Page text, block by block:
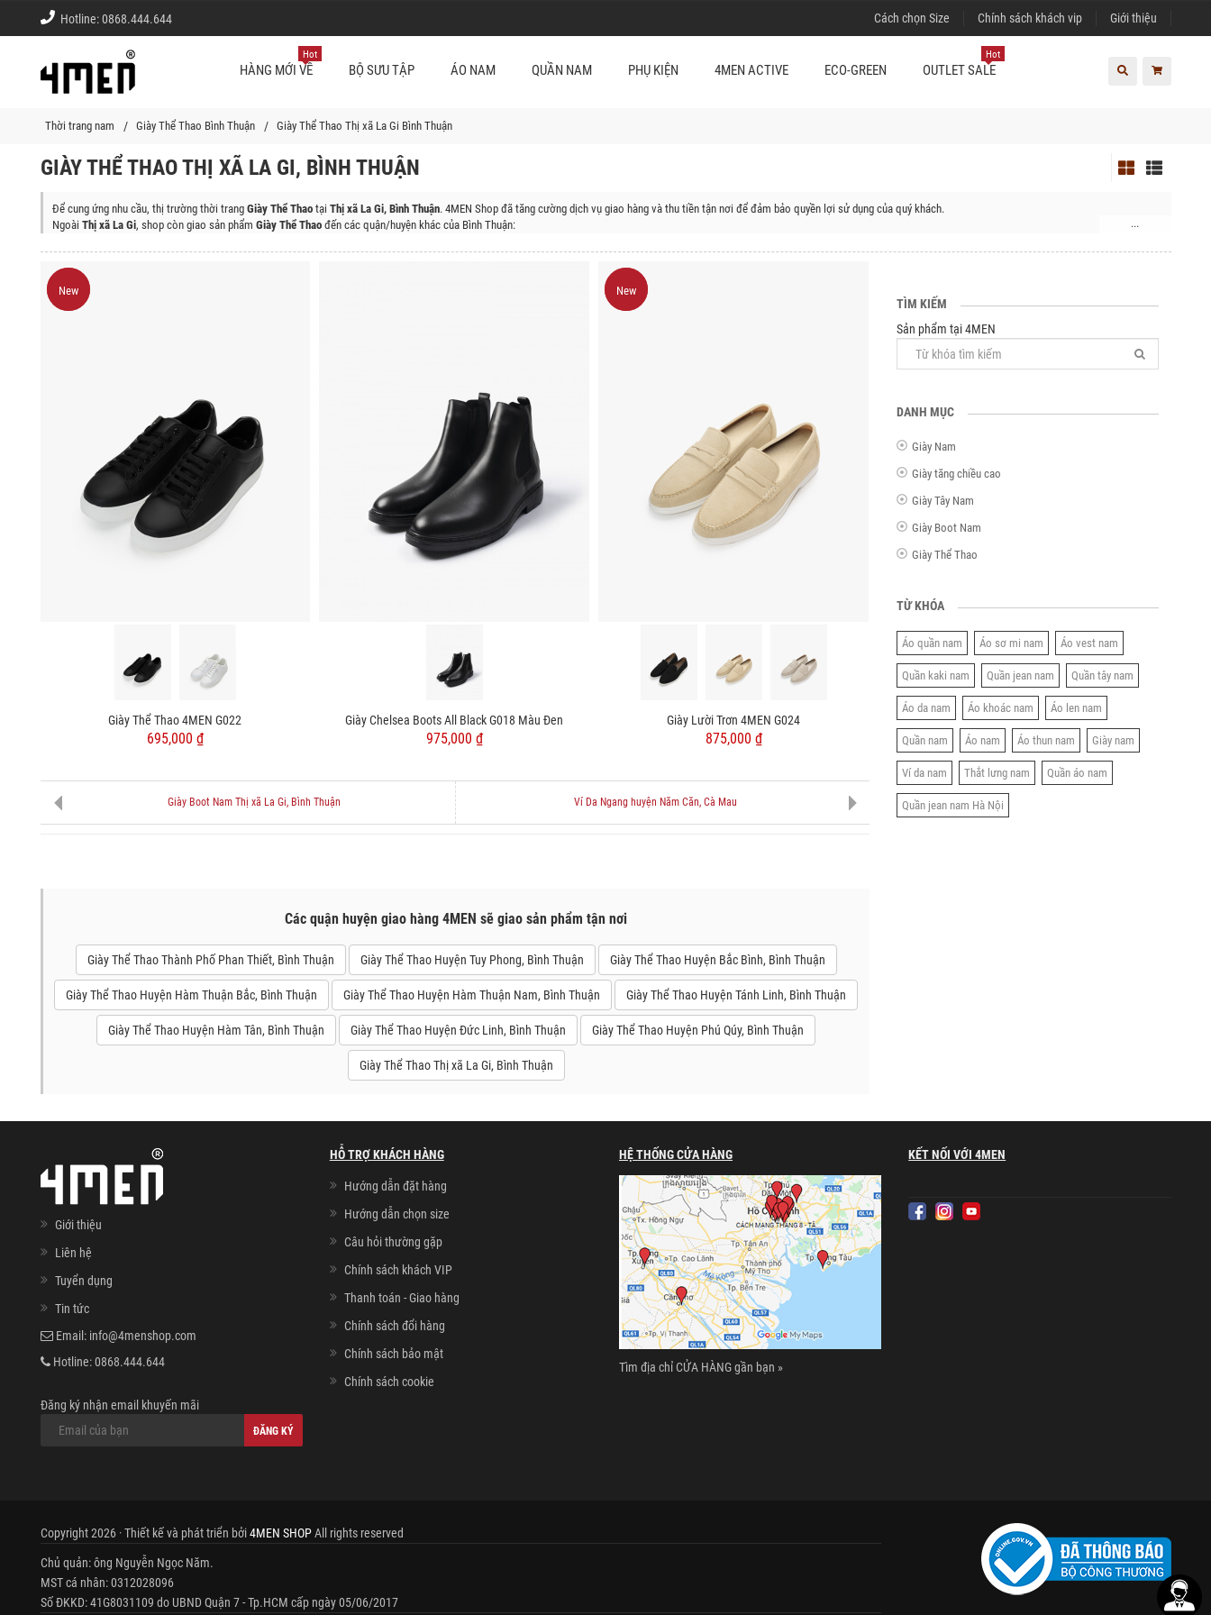
Hotline:0868.444.644 Cách chọn Size Chính sách khách vip Giới thiệu
HÀNG MỚI VỀ
Hot
BỘ SƯU TẬP ÁO NAM QUẦN NAM PHỤ KIỆN 4MEN ACTIVE ECO-GREEN OUTLET SALE
Hot
Thời trang nam Giày Thể Thao Bình Thuận Giày Thể Thao Thị xã La Gi Bình Thuận
GIÀY THỂ THAO THỊ XÃ LA GI, BÌNH THUẬN
Để cung ứng nhu cầu, thị trường thời trang Giày Thể Thaotại Thị xã La Gi, Bình Thuận. 4MEN Shop đã tăng cường dịch vụ giao hàng và thu tiền tận nơi để đảm bảo quyền lợi sử dụng của quý khách.
Ngoài Thị xã La Gi, shop còn giao sản phẩm Giày Thể Thaođến các quận/huyện khác của Bình Thuận:
...
New
New
Giày Thể Thao 4MEN G022
695,000 ₫
Giày Chelsea Boots All Black G018 Màu Đen
975,000 ₫
New
New
Giày Lười Trơn 4MEN G024
875,000 ₫
Giày Boot Nam Thị xã La Gi, Bình Thuận Ví Da Ngang huyện Năm Căn, Cà Mau
Các quận huyện giao hàng 4MEN sẽ giao sản phẩm tận nơi
Giày Thể Thao Thành Phố Phan Thiết, Bình Thuận Giày Thể Thao Huyện Tuy Phong, Bình Thuận Giày Thể Thao Huyện Bắc Bình, Bình Thuận
Giày Thể Thao Huyện Hàm Thuận Bắc, Bình Thuận Giày Thể Thao Huyện Hàm Thuận Nam, Bình Thuận Giày Thể Thao Huyện Tánh Linh, Bình Thuận
Giày Thể Thao Huyện Hàm Tân, Bình Thuận Giày Thể Thao Huyện Đức Linh, Bình Thuận Giày Thể Thao Huyện Phú Qúy, Bình Thuận
Giày Thể Thao Thị xã La Gi, Bình Thuận
TÌM KIẾM
Sản phẩm tại 4MEN
DANH MỤC
Giày Nam
Giày tăng chiều cao
Giày Tây Nam
Giày Boot Nam
Giày Thể Thao
TỪ KHÓA
Áo quần nam Áo sơ mi nam Áo vest nam
Quần kaki nam Quần jean nam Quần tây nam
Áo da nam Áo khoác nam Áo len nam
Quần nam Áo nam Áo thun nam Giày nam
Ví da nam Thắt lưng nam Quần áo nam
Quần jean nam Hà Nội
Giới thiệu
Liên hệ
Tuyển dụng
Tin tức
Email: info@4menshop.com
Hotline:0868.444.644
Đăng ký nhận email khuyến mãi
ĐĂNG KÝ
HỖ TRỢ KHÁCH HÀNG
Hướng dẫn đặt hàng
Hướng dẫn chọn size
Câu hỏi thường gặp
Chính sách khách VIP
Thanh toán - Giao hàng
Chính sách đổi hàng
Chính sách bảo mật
Chính sách cookie
HỆ THỐNG CỬA HÀNG
Tìm địa chỉ CỬA HÀNG gần bạn »
KẾT NỐI VỚI 4MEN
Copyright 2026 · Thiết kế và phát triển bởi4MEN SHOPAll rights reserved
Chủ quản: ông Nguyễn Ngọc Năm.
MST cá nhân: 0312028096
Số ĐKKD: 41G8031109 do UBND Quận 7 - Tp.HCM cấp ngày 05/06/2017